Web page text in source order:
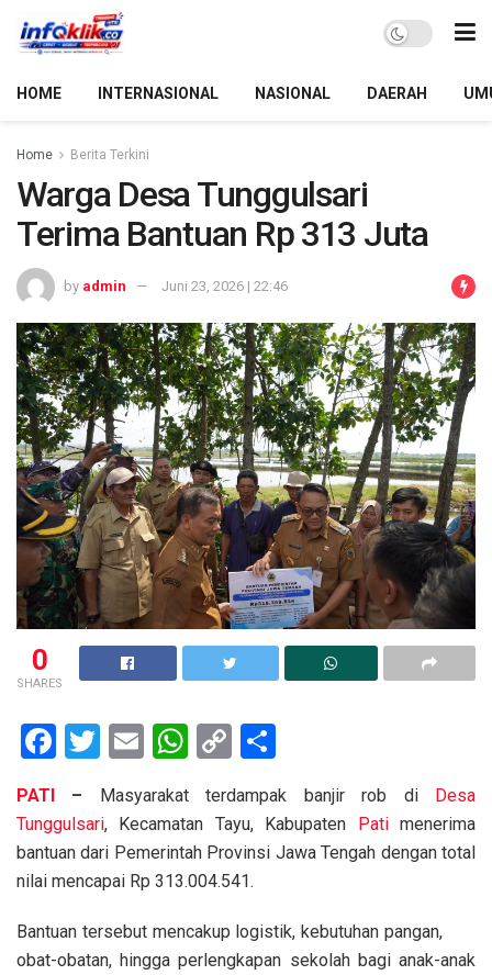
HOME INTERNASIONAL NASIONAL DAERAH
Home Berita Terkini
Warga Desa Tunggulsari
Terima Bantuan Rp 313 Juta
by admin Juni 23, 2026 | 22:46
0
SHARES
F
ce
b
o
o
k
T
tt
er
E
ail
W
at
s
A
p
p
C
py
Li
n
k
ar
e
PATI – Masyarakat terdampak banjir rob di Desa
Tunggulsari, Kecamatan Tayu, Kabupaten Patimenerima
bantuan dari Pemerintah Provinsi Jawa Tengah dengan total
nilai mencapai Rp 313.004.541.
Bantuan tersebut mencakup logistik, kebutuhan pangan,
obat-obatan, hingga perlengkapan sekolah bagi anak-anak